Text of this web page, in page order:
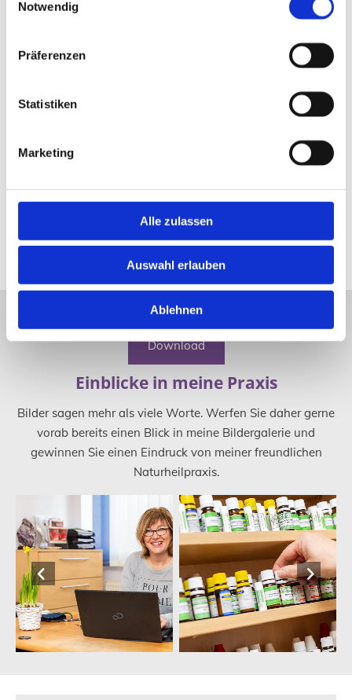
Notwendig
Präferenzen
Statistiken
Marketing
Alle zulassen
Auswahl erlauben
Ablehnen
SMT Sauerstoff-Mehrschritt-Therapie
Ohrakupunktur
Fußreflexzonentherapie
und Faltenminimierung
Ich würde mich sehr freuen, auch Sie schon bald in meiner
Praxis begrüßen und behandeln zu dürfen. Vereinbaren
Sie gerne einen Termin mit mir.
Flyer zum
Download
Einblicke in meine Praxis
Bilder sagen mehr als viele Worte. Werfen Sie daher gerne
vorab bereits einen Blick in meine Bildergalerie und
gewinnen Sie einen Eindruck von meiner freundlichen
Naturheilpraxis.